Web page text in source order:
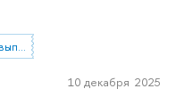
Отдел по работе со студентами и выпускниками
10 декабря 2025